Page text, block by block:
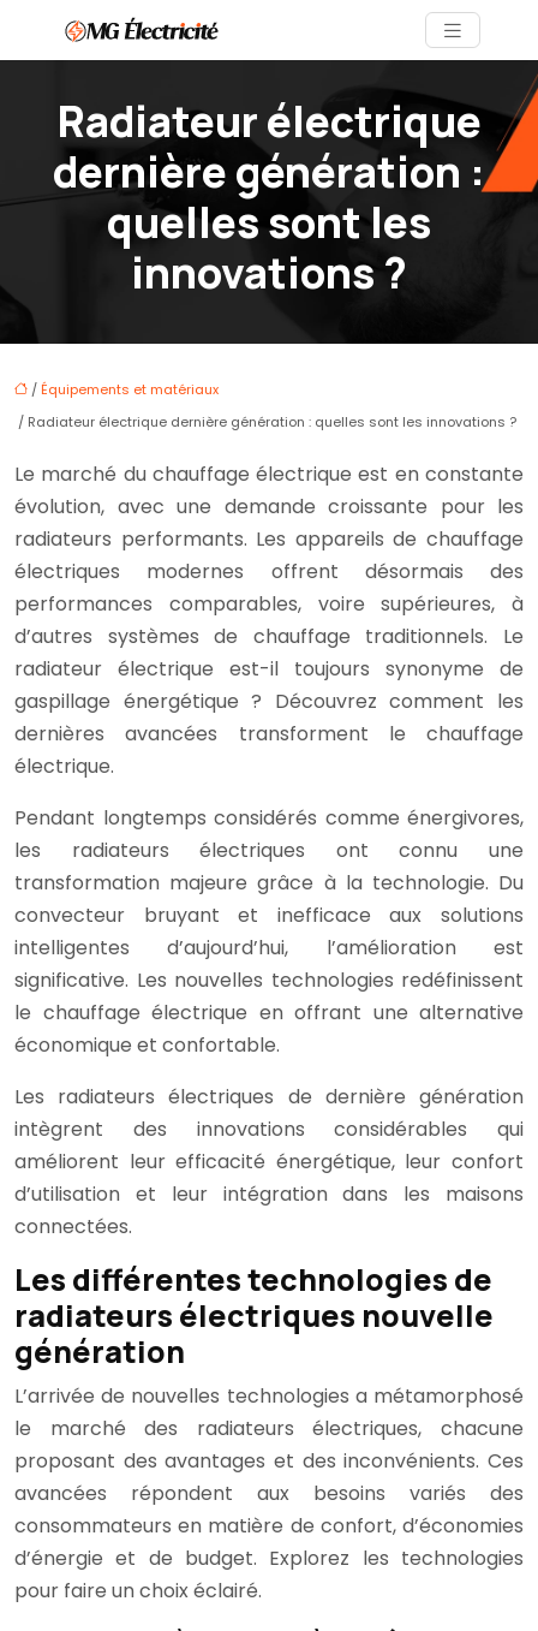
Radiateur électrique
dernière génération :
quelles sont les
innovations ?
/ Équipements et matériaux
/ Radiateur électrique dernière génération : quelles sont les innovations ?
Le marché du chauffage électrique est en constante
évolution, avec une demande croissante pour les
radiateurs performants. Les appareils de chauffage
électriques modernes offrent désormais des
performances comparables, voire supérieures, à
d’autres systèmes de chauffage traditionnels. Le
radiateur électrique est-il toujours synonyme de
gaspillage énergétique ? Découvrez comment les
dernières avancées transforment le chauffage
électrique.
Pendant longtemps considérés comme énergivores,
les radiateurs électriques ont connu une
transformation majeure grâce à la technologie. Du
convecteur bruyant et inefficace aux solutions
intelligentes d’aujourd’hui, l’amélioration est
significative. Les nouvelles technologies redéfinissent
le chauffage électrique en offrant une alternative
économique et confortable.
Les radiateurs électriques de dernière génération
intègrent des innovations considérables qui
améliorent leur efficacité énergétique, leur confort
d’utilisation et leur intégration dans les maisons
connectées.
Les différentes technologies de
radiateurs électriques nouvelle
génération
L’arrivée de nouvelles technologies a métamorphosé
le marché des radiateurs électriques, chacune
proposant des avantages et des inconvénients. Ces
avancées répondent aux besoins variés des
consommateurs en matière de confort, d’économies
d’énergie et de budget. Explorez les technologies
pour faire un choix éclairé.